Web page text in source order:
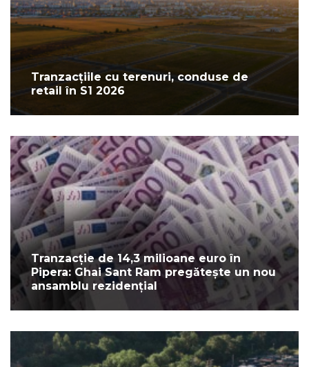
Tranzacțiile cu terenuri, conduse de
retail în S1 2026
Tranzacție de 14,3 milioane euro în
Pipera: Ghai Sant Ram pregătește un nou
ansamblu rezidențial